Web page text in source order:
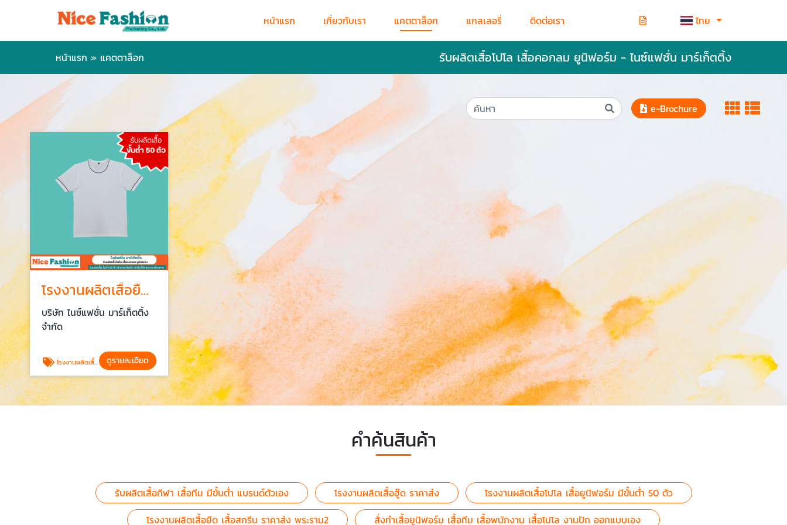
หน้าแรก เกี่ยวกับเรา แคตตาล็อก แกลเลอรี่ ติดต่อเรา ไทย
หน้าแรก » แคตตาล็อก รับผลิตเสื้อโปโล เสื้อคอกลม ยูนิฟอร์ม - ไนซ์แฟชั่น มาร์เก็ตติ้ง
e-Brochure
โรงงานผลิตเสื้อยืด เสื้อสกรีน ราคาส่ง พระราม2
บริษัท ไนซ์แฟชั่น มาร์เก็ตติ้ง
จำกัด
โรงงานผลิตเสื้อยืด เสื้อสกรีน ราคาส่ง พระราม2 ดูรายละเอียด
คำค้นสินค้า
รับผลิตเสื้อกีฬา เสื้อทีม มีขั้นต่ำ แบรนด์ตัวเอง โรงงานผลิตเสื้อฮู๊ด ราคาส่ง
โรงงานผลิตเสื้อโปโล เสื้อยูนิฟอร์ม มีขั้นต่ำ 50 ตัว
โรงงานผลิตเสื้อยืด เสื้อสกรีน ราคาส่ง พระราม2
สั่งทำเสื้อยูนิฟอร์ม เสื้อทีม เสื้อพนักงาน เสื้อโปโล งานปัก ออกแบบเอง